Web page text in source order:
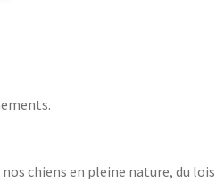
chiens en pleine nature, du